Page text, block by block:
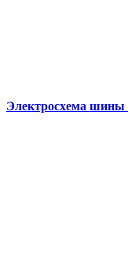
Электросхема шины